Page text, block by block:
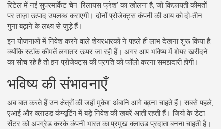
रिटेल में नई सुपरमार्केट चेन ‘रिलायंस फ्रेश’ का खोलना है, जो किफ़ायती कीमतों
पर ताज़ा उत्पाद उपलब्ध कराएगी। दोनों प्रोजेक्ट्स कंपनी की आय को दो‑तीन
गुना बढ़ाने के लक्ष्य से जुड़े हैं।
इन योजनाओं में निवेश करने वाले शेयरधारकों ने पहले ही लाभ देखना शुरू किया है,
क्योंकि स्टॉक कीमतें लगातार ऊपर जा रही हैं। अगर आप भविष्य में शेयर खरीदने
का सोच रहे हैं तो इन प्रोजेक्ट्स की प्रगति को फॉलो करना समझदारी होगी।
भविष्य की संभावनाएँ
अब बात करते हैं उन क्षेत्रों की जहाँ मुकेश अंबानि आगे बढ़ना चाहते हैं। सबसे पहले,
एआई और क्लाउड कंप्यूटिंग में बड़े निवेश की खबरें आती रहती हैं। जियो के डेटा
सेंटर को अपग्रेड करके कंपनी भारत का प्रमुख क्लाउड प्रदाता बनना चाहती है।